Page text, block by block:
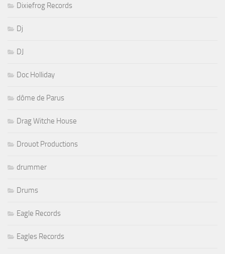
Dixiefrog Records
Dj
DJ
Doc Holliday
dôme de Parus
Drag Witche House
Drouot Productions
drummer
Drums
Eagle Records
Eagles Records